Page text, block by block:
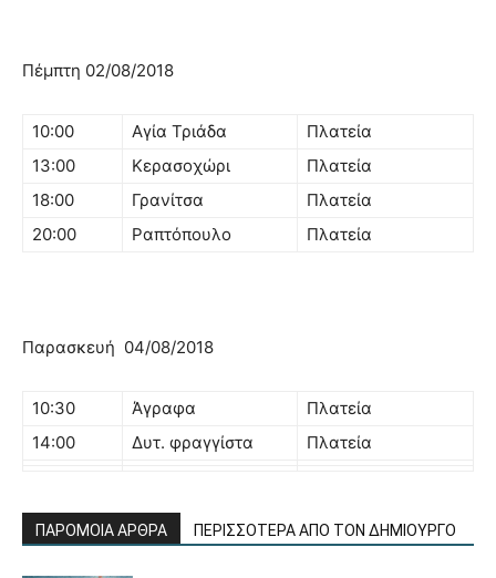
Πέμπτη 02/08/2018
10:00 Αγία Τριάδα
Πλατεία
13:00
Κερασοχώρι
Πλατεία
18:00
Γρανίτσα
Πλατεία
20:00
Ραπτόπουλο Πλατεία
Παρασκευή 04/08/2018
10:30 Άγραφα
Πλατεία
14:00
Δυτ. φραγγίστα Πλατεία
ΠΑΡΟΜΟΙΑ ΑΡΘΡΑ ΠΕΡΙΣΣΟΤΕΡΑ ΑΠΟ ΤΟΝ ΔΗΜΙΟΥΡΓΟ